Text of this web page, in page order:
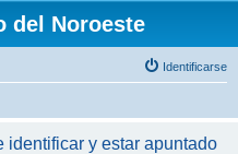
del Noroeste
Identificarse
identificar y estar apuntado